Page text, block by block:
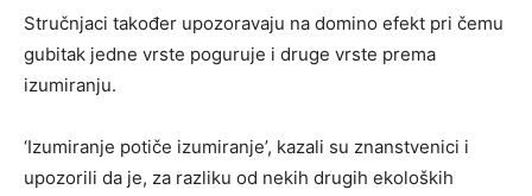
Stručnjaci također upozoravaju na domino efekt pri čemu
gubitak jedne vrste poguruje i druge vrste prema
izumiranju.
‘Izumiranje potiče izumiranje’, kazali su znanstvenici i
upozorili da je, za razliku od nekih drugih ekoloških